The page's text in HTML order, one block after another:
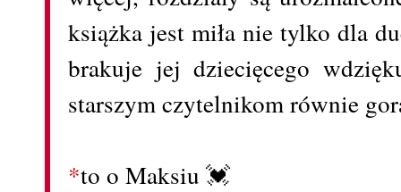
książka jest miła nie tylko dla
brakuje jej dziecięcego
starszym czytelnikom równie
*to o Maksiu 💓